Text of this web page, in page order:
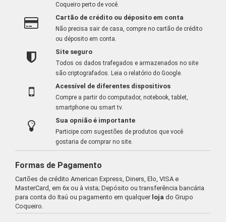
Coqueiro perto de você.
Cartão de crédito ou déposito em conta
Não precisa sair de casa, compre no cartão de crédito
ou déposito em conta.
Site seguro
Todos os dados trafegados e armazenados no site
são criptografados. Leia o relatório do Google.
Acessível de diferentes dispositivos
Compre a partir do computador, notebook, tablet,
smartphone ou smart tv.
Sua opnião é importante
Participe com sugestões de produtos que você
gostaria de comprar no site.
Formas de Pagamento
Cartões de crédito American Express, Diners, Elo, VISA e
MasterCard, em 6x ou à vista; Depósito ou transferência bancária
para conta do Itaú ou pagamento em qualquer loja do Grupo
Coqueiro.